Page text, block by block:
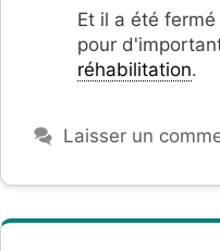
Et il a été
pour
réhabilitation.
Laisser un